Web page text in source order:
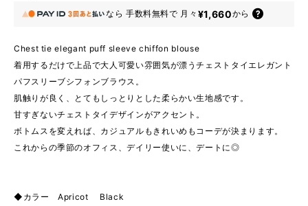
なら 手数料無料で 月々 ¥1,660から
Chest tie elegant puff sleeve chiffon blouse
着用するだけで上品で大人可愛い雰囲気が漂うチェストタイエレガント
パフスリーブシフォンブラウス。
肌触りが良く、とてもしっとりとした柔らかい生地感です。
甘すぎないチェストタイデザインがアクセント。
ボトムスを変えれば、カジュアルもきれいめもコーデが決まります。
これからの季節のオフィス、デイリー使いに、デートに◎
◆カラー Apricot Black